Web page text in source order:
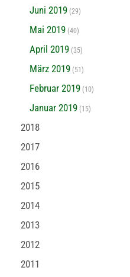
Juni 2019 (29)
Mai 2019 (40)
April 2019 (35)
März 2019 (51)
Februar 2019 (10)
Januar 2019 (15)
2018
2017
2016
2015
2014
2013
2012
2011